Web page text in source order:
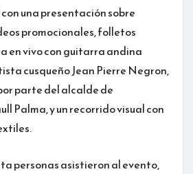
una presentación sobre
promocionales, folletos
en vivo con guitarra andina
cusqueño Jean Pierre Negron,
parte del alcalde de
Palma, y un recorrido visual con
personas asistieron al evento,